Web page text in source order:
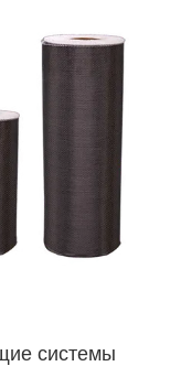
системы